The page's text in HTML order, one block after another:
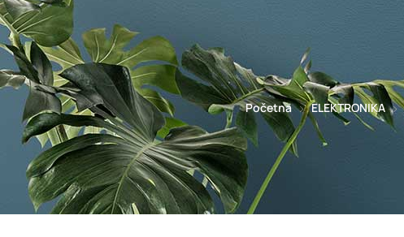
Početna ELEKTRONIKA